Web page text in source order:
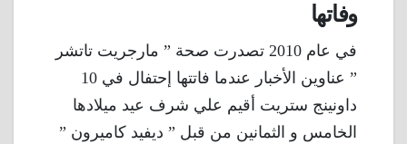
وفاتها
في عام 2010 تصدرت صحة ” مارجريت تاتشر
” عناوين الأخبار عندما فاتتها إحتفال في 10
داونينج ستريت أقيم علي شرف عيد ميلادها
الخامس و الثمانين من قبل ” ديفيد كاميرون ”